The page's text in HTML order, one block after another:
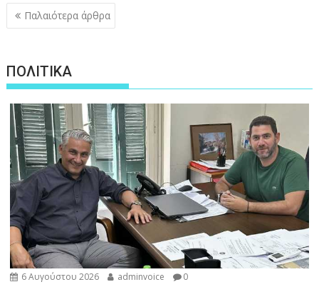
Πλοήγηση
άρθρων
Παλαιότερα άρθρα
ΠΟΛΙΤΙΚΑ
6 Αυγούστου 2026 adminvoice 0